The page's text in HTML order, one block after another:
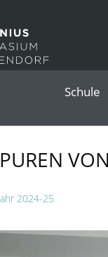
Schule
2024-25